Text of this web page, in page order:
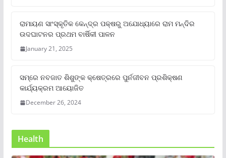
ରାମାୟଣ ସାଂସ୍କୃତିକ କେନ୍ଦ୍ର ପକ୍ଷରୁ ଅଯୋଧ୍ୟାରେ ରାମ ମନ୍ଦିର
ଉଦଘାଟନର ପ୍ରଥମ ବାର୍ଷିକୀ ପାଳନ
January 21, 2025
ସମ୍‌ରେ ନବଜାତ ଶିଶୁଙ୍କ କ୍ଷେତ୍ରରେ ପୁର୍ନଜୀବନ ପ୍ରଶିକ୍ଷଣ
କାର୍ଯ୍ୟକ୍ରମ ଆୟୋଜିତ
December 26, 2024
Health